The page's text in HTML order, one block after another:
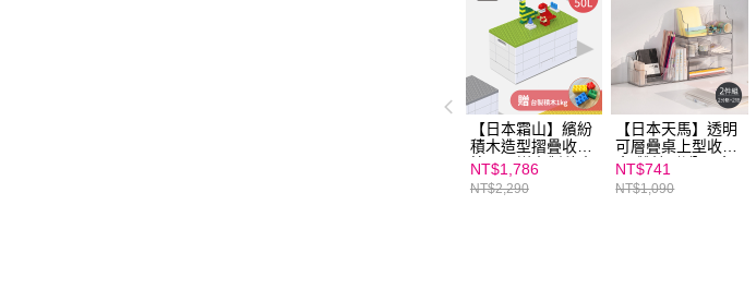
【日本霜山】繽紛
積木造型摺疊收納
箱50L(送台製積木
1kg)-多色可選
NT$1,786
NT$2,290
【日本天馬】透明
可層疊桌上型收納
盒(雙抽/附分隔盒2
個)-兩色可選
NT$741
NT$1,090